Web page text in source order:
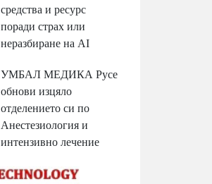
средства и ресурс
поради страх или
неразбиране на AI
УМБАЛ МЕДИКА Русе
обнови изцяло
отделението си по
Анестезиология и
интензивно лечение